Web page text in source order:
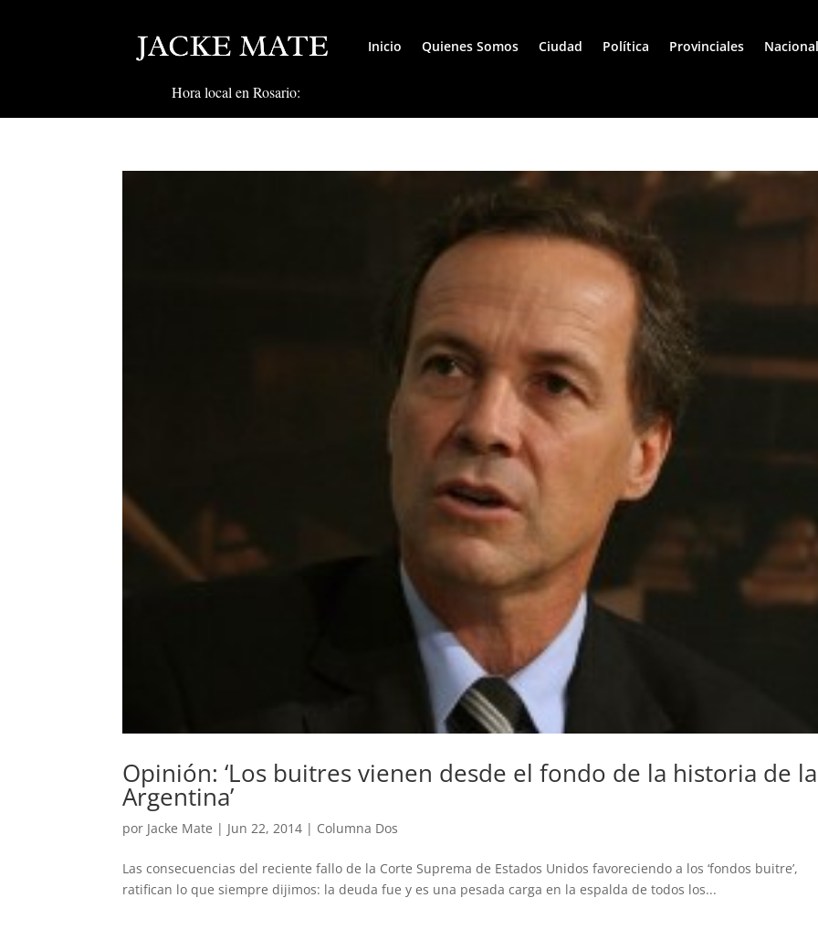
Inicio Quienes Somos Ciudad Política Provinciales
Hora local en Rosario:
Opinión: ‘Los buitres vienen desde el fondo de la historia de la
Argentina’
por Jacke Mate | Jun 22, 2014 | Columna Dos
Las consecuencias del reciente fallo de la Corte Suprema de Estados Unidos favoreciendo a los ‘fondos buitre’,
ratifican lo que siempre dijimos: la deuda fue y es una pesada carga en la espalda de todos los...